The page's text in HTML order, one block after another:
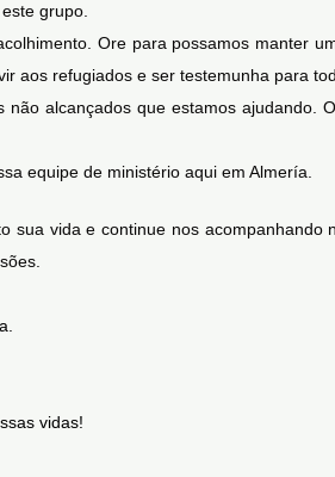
grupo.
Ore para possamos manter
aos refugiados e ser testemunha para
não alcançados que estamos
equipe de ministério aqui em Almería.
sua vida e continue nos
vidas!